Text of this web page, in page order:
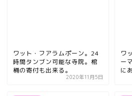
ワット・フアラムポーン。24
時間タンブン可能な寺院。棺
桶の寄付も出来る。
2020年11月5日
ワ
ー
に